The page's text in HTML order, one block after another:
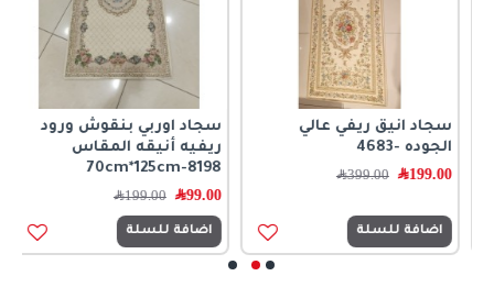
سجاد انيق ريفي عالي
الجوده -4683
199.00﷼ 399.00﷼
اضافة للسلة
سجاد اوربي بنقوش ورود
ريفيه أنيقه المقاس
70cm*125cm-8198
99.00﷼ 199.00﷼
اضافة للسلة